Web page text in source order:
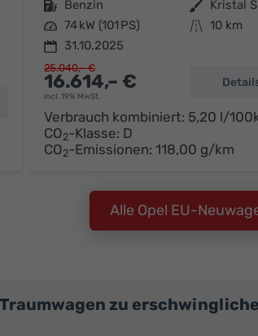
Fahrzeug parken
Kraftstoff Benzin Außenfarbe Kristal
Leistung 74 kW (101 PS) Kilometerstand 10 km
31.10.2025
16.614,– €
incl. 19% MwSt.
25.040,– €
Verbrauch kombiniert: 5,20 l/
CO2-Klasse: D
CO2-Emissionen: 118,00 g/km
Alle Opel EU-
zu